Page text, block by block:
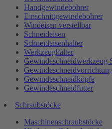
Handgewindebohrer
Einschnittgewindebohrer
Windeisen verstellbar
Schneideisen
Schneideisenhalter
Werkzeughalter
Gewindeschneidwerkzeug
Gewindeschneidvorrichtung
Gewindeschneidköpfe
Gewindeschneidfutter
Schraubstöcke
Maschinenschraubstöcke